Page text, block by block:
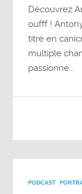
Découvrez
oufff !
titré en
multiple
passionné…
PODCAST